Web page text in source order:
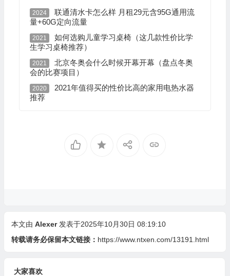
2024
联通清水卡怎么样 月租29元含95G通用流
量+60G定向流量
2021
如何选购儿童学习桌椅（这几款性价比学
生学习桌椅推荐）
2021
北京冬奥会什么时候开幕开幕（盘点冬奥
会的比赛项目）
2020
2021年值得买的性价比高的家用电热水器
推荐
本文由 Alexer 发表于2025年10月30日 08:19:10
转载请务必保留本文链接： https://www.ntxen.com/13191.html
大家喜欢